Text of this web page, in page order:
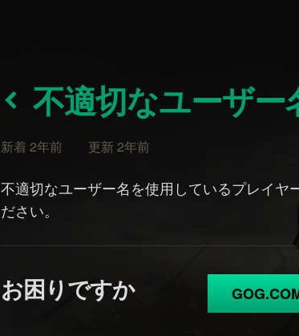
不適切なユーザ
新着 2年前 更新 2年前
不適切なユーザー名を使用しているプレイ
ださい。
お困りですか